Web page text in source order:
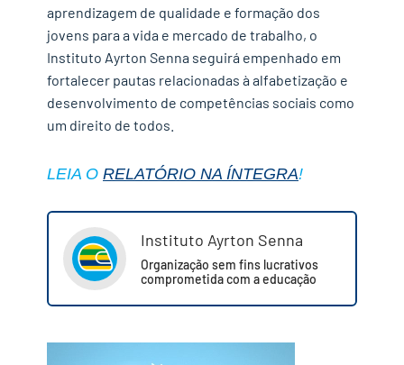
aprendizagem de qualidade e formação dos
jovens para a vida e mercado de trabalho, o
Instituto Ayrton Senna seguirá empenhado em
fortalecer pautas relacionadas à alfabetização e
desenvolvimento de competências sociais como
um direito de todos.
LEIA O RELATÓRIO NA ÍNTEGRA!
Instituto Ayrton Senna
Organização sem fins lucrativos
comprometida com a educação